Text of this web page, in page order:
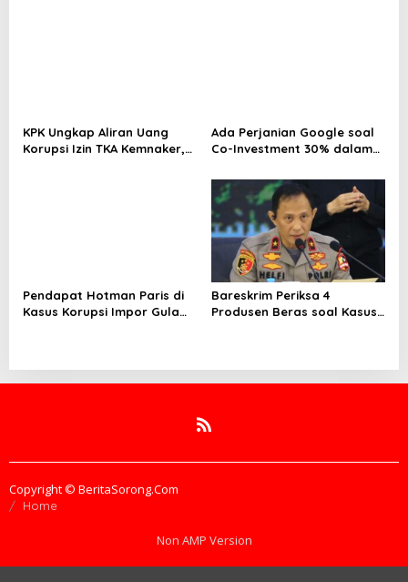
KPK Ungkap Aliran Uang
Korupsi Izin TKA Kemnaker,
Ada Perjanian Google soal
Co-Investment 30% dalam
yang Menyeret Nadiem
Makarim
Pendapat Hotman Paris di
Kasus Korupsi Impor Gula
Bareskrim Periksa 4
Produsen Beras soal Kasus
Copyright © BeritaSorong.Com
Home
Non AMP Version